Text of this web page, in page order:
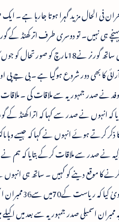
فی الحال مزید گہرا ہوتا جارہا
ہی نہیں۔ تو دوسری طرف اتر کھنڈ کے
کارروائی نہ کریں۔ ساتھ ہی ساتھ
کا بھی دور شروع ہوگیا ہے ۔ بی جے
نے صدر جمہوریہ سے ملاقات کی ۔
کرتے ہوئے انہوں نے کہا کہ جیسے
نے صدر سے ملاقات کرکے بتایا کہ ہم
کا موقع دینے کو کہیں ۔ ساتھ ہی
کہیں۔ وجئے
ممبران اسمبلی صدر جمہوریہ سے بعد